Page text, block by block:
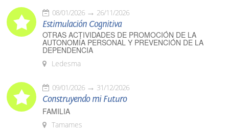
08/01/2026 26/11/2026
Estimulación Cognitiva
OTRAS ACTIVIDADES DE PROMOCIÓN DE LA
AUTONOMÍA PERSONAL Y PREVENCIÓN DE LA
DEPENDENCIA
Ledesma
09/01/2026 31/12/2026
Construyendo mi Futuro
FAMILIA
Tamames